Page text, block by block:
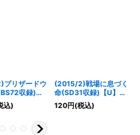
リザードウ
収録)
099}
込)
(2015/2)戦場に息づく
命(SD31収録)【U】
{BS10-087}《緑》
120円(税込)